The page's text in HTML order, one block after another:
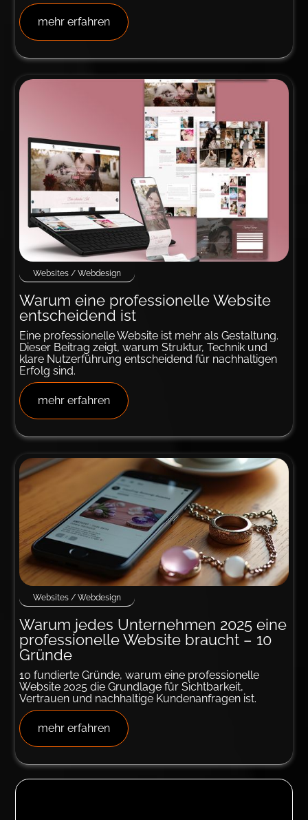
mehr erfahren
Websites / Webdesign
Warum eine profes­sionelle Web­site
entschei­dend ist
Eine professionelle Website ist mehr als Gestaltung.
Dieser Beitrag zeigt, warum Struktur, Technik und
klare Nutzerführung entscheidend für nachhaltigen
Erfolg sind.
mehr erfahren
Websites / Webdesign
Warum jedes Unter­­nehmen 2025 eine
profes­sio­nel­­le Website braucht – 10
Gründe
10 fundierte Gründe, warum eine professionelle
Website 2025 die Grundlage für Sichtbarkeit,
Vertrauen und nachhaltige Kundenanfragen ist.
mehr erfahren